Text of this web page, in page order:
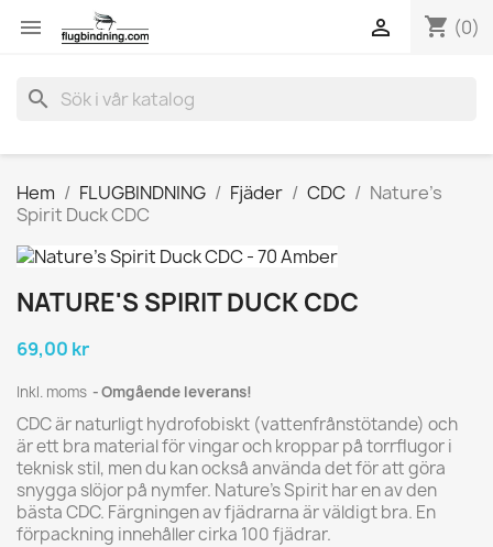
 shopping_cart (0)

search
Hem FLUGBINDNING Fjäder CDC
Nature's
Spirit Duck CDC
NATURE'S SPIRIT DUCK CDC
69,00 kr
Inkl. moms Omgående leverans!
CDC är naturligt hydrofobiskt (vattenfrånstötande) och
är ett bra material för vingar och kroppar på torrflugor i
teknisk stil, men du kan också använda det för att göra
snygga slöjor på nymfer. Nature's Spirit har en av den
bästa CDC. Färgningen av fjädrarna är väldigt bra. En
förpackning innehåller cirka 100 fjädrar.